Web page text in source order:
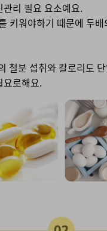
관리 필요 요소예요.
키워야하기 때문에 두
철분 섭취와 칼로리도
로해요.